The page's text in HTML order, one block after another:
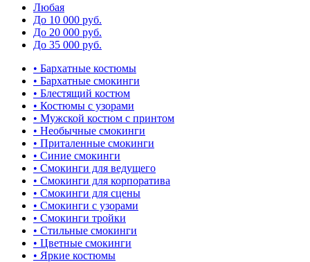
Любая
До 10 000 руб.
До 20 000 руб.
До 35 000 руб.
• Бархатные костюмы
• Бархатные смокинги
• Блестящий костюм
• Костюмы с узорами
• Мужской костюм с принтом
• Необычные смокинги
• Приталенные смокинги
• Синие смокинги
• Смокинги для ведущего
• Смокинги для корпоратива
• Смокинги для сцены
• Смокинги с узорами
• Смокинги тройки
• Стильные смокинги
• Цветные смокинги
• Яркие костюмы